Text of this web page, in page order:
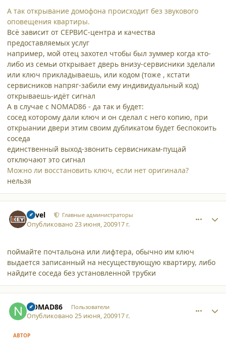
А так открывание домофона происходит без звукового
оповещения квартиры.
Всё зависит от СЕРВИС-центра и качества
предоставляемых услуг
например, мой отец захотел чтобы был зуммер когда кто-
либо из семьи открывает дверь внизу-сервисники зделали
или ключ прикладываешь, или кодом (тоже , кстати
сервисников напряг-забили ему индивидуальный код)
открываешь-идёт сигнал
А в случае с NOMAD86 - да так и будет:
сосед которому дали ключ и он сделал с него копию, при
открыании двери этим своим дубликатом будет беспокоить
соседа
единственный выход-звонить сервисникам-пущай
отключают это сигнал
Можно ли восстановить ключ, если нет оригинала?
нельзя
Pavel Главные администраторы
Опубликовано23 июня, 200917 г.
поймайте почтальона или лифтера, обычно им ключ
выдается записанный на несуществующую квартиру, либо
найдите соседа без установленной трубки
NOMAD86 Пользователи
Опубликовано25 июня, 200917 г.
АВТОР